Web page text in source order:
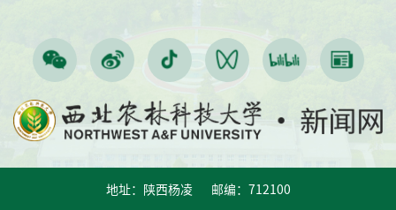
地址：陕西杨凌 邮编：712100